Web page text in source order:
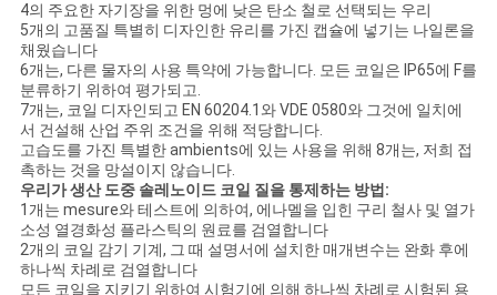
4의 주요한 자기장을 위한 멍에 낮은 탄소 철로 선택되는 우리
5개의 고품질 특별히 디자인한 유리를 가진 캡슐에 넣기는 나일론을
채웠습니다
6개는, 다른 물자의 사용 특약에 가능합니다. 모든 코일은 IP65에 F를
분류하기 위하여 평가되고.
7개는, 코일 디자인되고 EN 60204.1와 VDE 0580와 그것에 일치에
서 건설해 산업 주위 조건을 위해 적당합니다.
고습도를 가진 특별한 ambients에 있는 사용을 위해 8개는, 저희 접
촉하는 것을 망설이지 않습니다.
우리가 생산 도중 솔레노이드 코일 질을 통제하는 방법:
1개는 mesure와 테스트에 의하여, 에나멜을 입힌 구리 철사 및 열가
소성 열경화성 플라스틱의 원료를 검열합니다
2개의 코일 감기 기계, 그 때 설명서에 설치한 매개변수는 완화 후에
하나씩 차례로 검열합니다
모든 코일을 지키기 위하여 시험기에 의해 하나씩 차례로 시험된 용